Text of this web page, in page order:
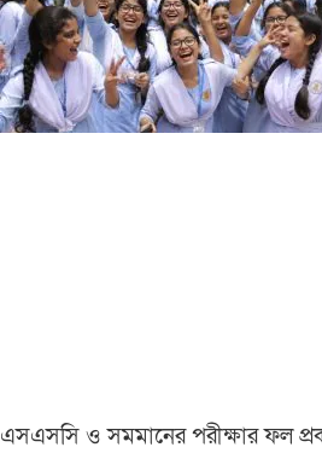
এসএসসি ও সমমানের পরীক্ষার ফল